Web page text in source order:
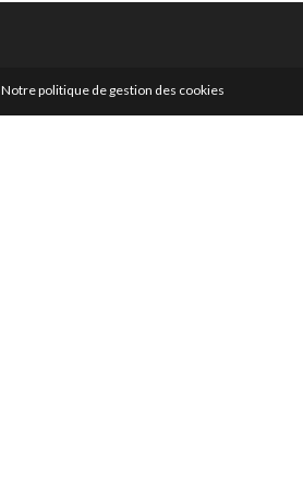
Notre politique de gestion des cookies